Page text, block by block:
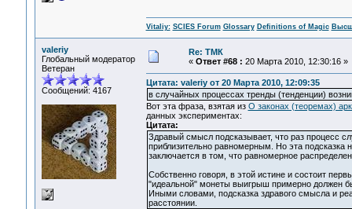
Vitaliy: SCIES Forum Glossary Definitions of Magic
valeriy
Глобальный модератор
Ветеран
Сообщений: 4167
Re: ТМК
« Ответ #68 : 20 Марта 2010, 12:30:16 »
Цитата: valeriy от 20 Марта 2010, 12:09:35
в случайных процессах тренды (тенденции)
Вот эта фраза, взятая из О законах (теоремах)
данных экспериментах:
Цитата:
Здравый смысл подсказывает, что раз процесс
приблизительно равномерным. Но эта подсказка
заключается в том, что равномерное
Собственно говоря, в этой истине и состоит
"идеальной" монеты выигрыш примерно должен
Иными словами, подсказка здравого смысла и
расстоянии.